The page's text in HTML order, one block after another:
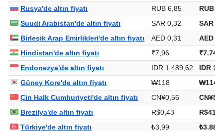
Rusya'de altın fiyatı
RUB 6,85
RUB
Suudi Arabistan'de altın fiyatı
SAR 0,32
SAR
Birleşik Arap Emirlikleri'de altın fiyatı
AED 0,31
AED
Hindistan'de altın fiyatı
₹7,96
Endonezya'de altın fiyatı
IDR 1.489,62
IDR
Güney Kore'de altın fiyatı
₩118
Çin Halk Cumhuriyeti'de altın fiyatı
CN¥0,56
Brezilya'de altın fiyatı
R$0,43
Türkiye'de altın fiyatı
₺3,99